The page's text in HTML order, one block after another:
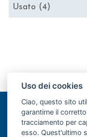
Usato (4)
Uso dei cookies
Ciao, questo sito
garantirne il
tracciamento per
esso. Quest'ultimo